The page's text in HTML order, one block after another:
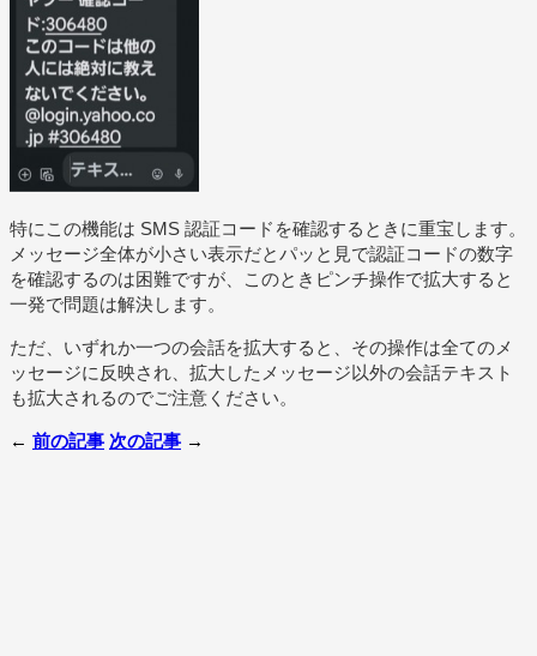
特にこの機能は SMS 認証コードを確認するときに重宝します。
メッセージ全体が小さい表示だとパッと見で認証コードの数字
を確認するのは困難ですが、このときピンチ操作で拡大すると
一発で問題は解決します。
ただ、いずれか一つの会話を拡大すると、その操作は全てのメ
ッセージに反映され、拡大したメッセージ以外の会話テキスト
も拡大されるのでご注意ください。
← 前の記事 次の記事 →